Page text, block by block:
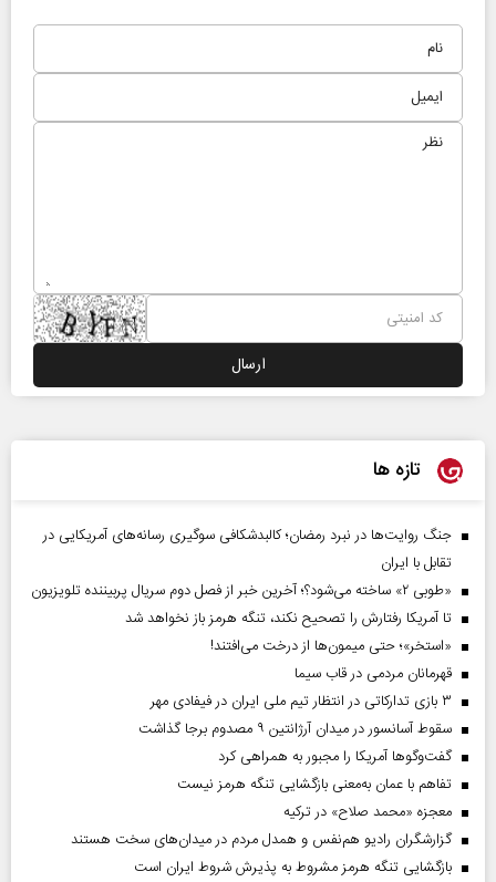
تازه ها
جنگ روایت‌ها در نبرد رمضان؛ کالبدشکافی سوگیری رسانه‌های آمریکایی در
تقابل با ایران
«طوبی ۲» ساخته می‌شود؟؛ آخرین خبر از فصل دوم سریال پربیننده تلویزیون
تا آمریکا رفتارش را تصحیح نکند، تنگه هرمز باز نخواهد شد
«استخر»‌‌؛ حتی میمون‌ها از درخت می‌افتند!
قهرمانان مردمی در قاب سیما
۳ بازی تدارکاتی در انتظار تیم ملی ایران در فیفادی مهر
سقوط آسانسور در میدان آرژانتین ۹ مصدوم برجا گذاشت
گفت‌وگوها آمریکا را مجبور به همراهی کرد
تفاهم با عمان به‌معنی بازگشایی تنگه هرمز نیست
معجزه «محمد صلاح» در ترکیه
گزارشگران رادیو هم‌نفس و همدل مردم در میدان‌های سخت هستند
بازگشایی تنگه هرمز مشروط به پذیرش شروط ایران است